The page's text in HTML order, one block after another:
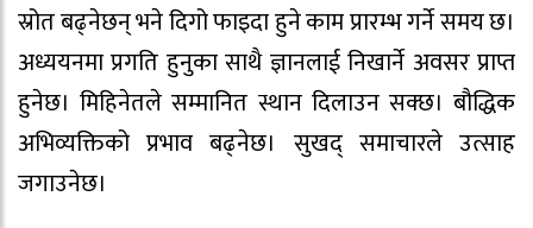
स्रोत बढ्नेछन् भने दिगो फाइदा हुने काम प्रारम्भ गर्ने समय छ।
अध्ययनमा प्रगति हुनुका साथै ज्ञानलाई निखार्ने अवसर प्राप्त
हुनेछ। मिहिनेतले सम्मानित स्थान दिलाउन सक्छ। बौद्धिक
अभिव्यक्तिको प्रभाव बढ्नेछ। सुखद् समाचारले उत्साह
जगाउनेछ।